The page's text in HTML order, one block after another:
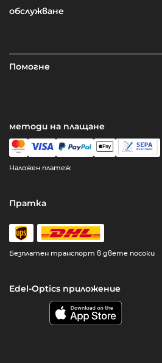
обслужване
Помогне
методи на плащане
Наложен платеж
Пратка
Безплатен транспорт в двете посоки
Edel-Optics приложение